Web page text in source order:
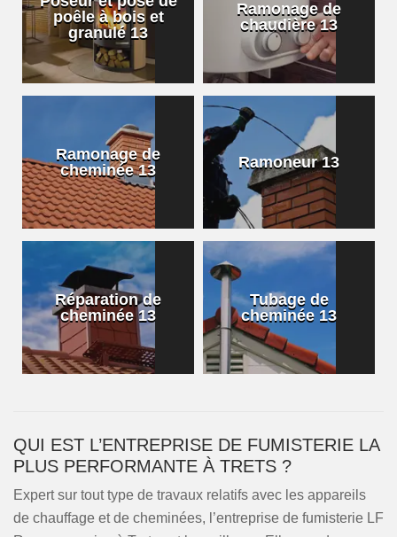
poêle à bois et
granulé 13
Ramonage de
chaudière 13
Ramonage de
cheminée 13
Ramoneur 13
Réparation de
cheminée 13
Tubage de
cheminée 13
QUI EST L’ENTREPRISE DE FUMISTERIE LA
PLUS PERFORMANTE À TRETS ?
Expert sur tout type de travaux relatifs avec les appareils
de chauffage et de cheminées, l’entreprise de fumisterie LF